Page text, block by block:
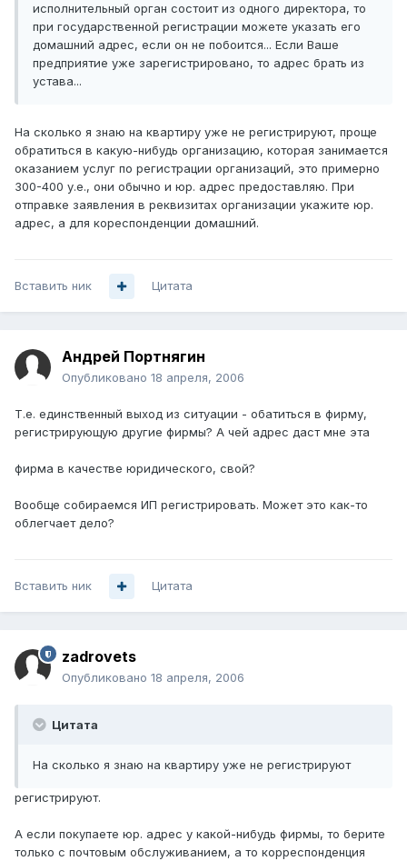
исполнительный орган состоит из одного директора, то
при государственной регистрации можете указать его
домашний адрес, если он не побоится... Если Ваше
предприятие уже зарегистрировано, то адрес брать из
устава...
На сколько я знаю на квартиру уже не регистрируют, проще
обратиться в какую-нибудь организацию, которая занимается
оказанием услуг по регистрации организаций, это примерно
300-400 у.е., они обычно и юр. адрес предоставляю. При
отправке заявления в реквизитах организации укажите юр.
адрес, а для кореспонденции домашний.
Вставить ник Цитата
Андрей Портнягин
Опубликовано 18 апреля, 2006
Т.е. единственный выход из ситуации - обатиться в фирму,
регистрирующую другие фирмы? А чей адрес даст мне эта
фирма в качестве юридического, свой?
Вообще собираемся ИП регистрировать. Может это как-то
облегчает дело?
Вставить ник Цитата
zadrovets
Опубликовано 18 апреля, 2006
Цитата
На сколько я знаю на квартиру уже не регистрируют
регистрируют.
А если покупаете юр. адрес у какой-нибудь фирмы, то берите
только с почтовым обслуживанием, а то корреспонденция